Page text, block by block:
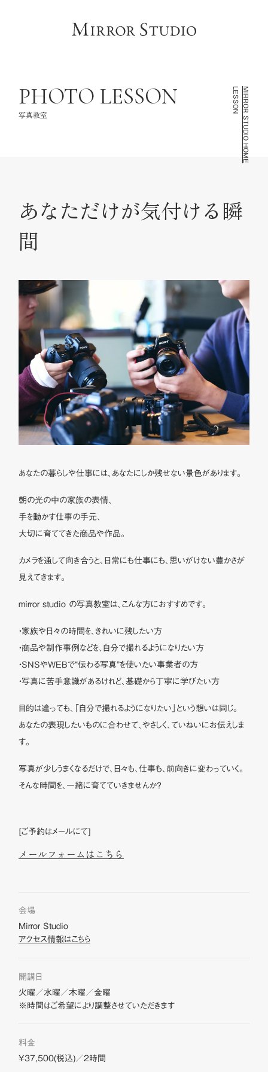
GALLERY
NOTE お知らせ・記録
CONTACT
PHOTO LESSON
写真教室 MIRROR STUDIO HOME
LESSON
あなただけが気付ける瞬
間
あなたの暮らしや仕事には、あなたにしか残せない景色があります。
朝の光の中の家族の表情、
手を動かす仕事の手元、
大切に育ててきた商品や作品。
カメラを通して向き合うと、日常にも仕事にも、思いがけない豊かさが
見えてきます。
mirror studio の写真教室は、こんな方におすすめです。
・家族や日々の時間を、きれいに残したい方
・商品や制作事例などを、自分で撮れるようになりたい方
・SNSやWEBで“伝わる写真”を使いたい事業者の方
・写真に苦手意識があるけれど、基礎から丁寧に学びたい方
目的は違っても、「自分で撮れるようになりたい」という想いは同じ。
あなたの表現したいものに合わせて、やさしく、ていねいにお伝えしま
す。
写真が少しうまくなるだけで、日々も、仕事も、前向きに変わっていく。
そんな時間を、一緒に育てていきませんか？
[ご予約はメールにて]
メールフォームはこちら
会場
Mirror Studio
アクセス情報はこちら
開講日
火曜／水曜／木曜／金曜
※時間はご希望により調整させていただきます
料金
¥37,500(税込)／2時間